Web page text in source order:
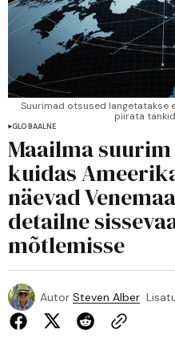
Suurimad otsused langetatakse
piirata
GLOBAALNE
Maailma
kuidas
näevad
detailne
mõtlemisse
Autor Steven Alber